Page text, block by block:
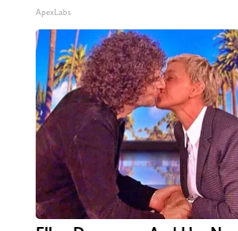
ApexLabs